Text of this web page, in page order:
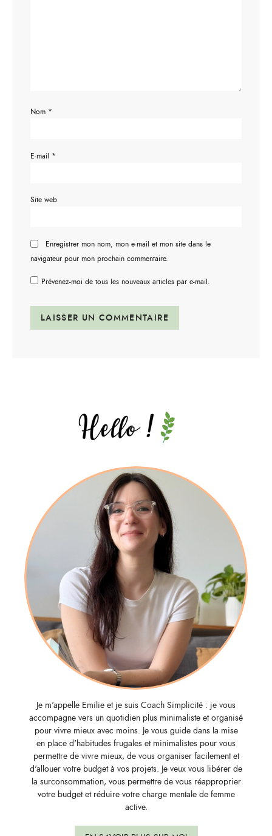
Nom *
E-mail *
Site web
Enregistrer mon nom, mon e-mail et mon site dans le
navigateur pour mon prochain commentaire.
Prévenez-moi de tous les nouveaux articles par e-mail.
Je m'appelle Emilie et je suis Coach Simplicité : je vous
accompagne vers un quotidien plus minimaliste et organisé
pour vivre mieux avec moins. Je vous guide dans la mise
en place d'habitudes frugales et minimalistes pour vous
permettre de vivre mieux, de vous organiser facilement et
d'allouer votre budget à vos projets. Je veux vous libérer de
la surconsommation, vous permettre de vous réapproprier
votre budget et réduire votre charge mentale de femme
active.